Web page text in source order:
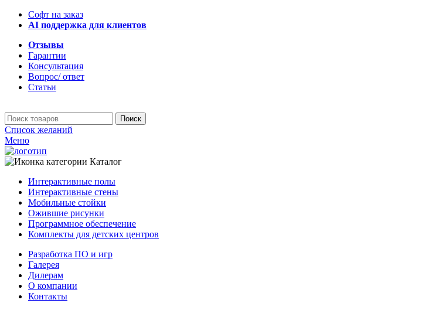
Софт на заказ
AI поддержка для клиентов
Отзывы
Гарантии
Консультация
Вопрос/ ответ
Статьи
Поиск
Список желаний
Меню
Каталог
Интерактивные полы
Интерактивные стены
Мобильные стойки
Ожившие рисунки
Программное обеспечение
Комплекты для детских центров
Разработка ПО и игр
Галерея
Дилерам
О компании
Контакты